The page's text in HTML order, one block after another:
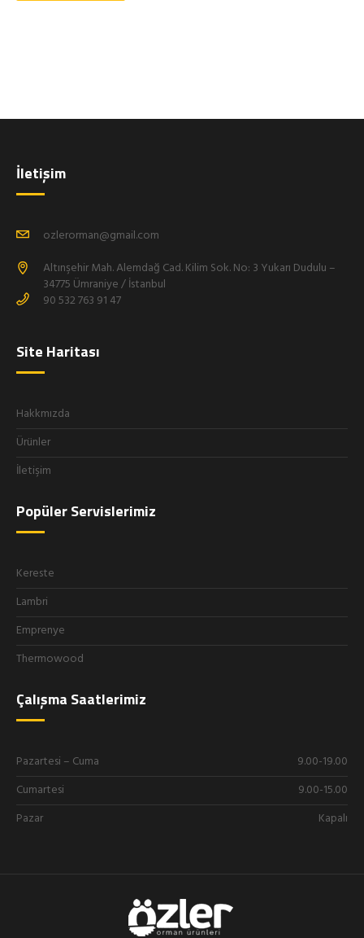
İletişim
ozlerorman@gmail.com
Altınşehir Mah. Alemdağ Cad. Kilim Sok. No: 3 Yukarı Dudulu –
34775 Ümraniye / İstanbul
90 532 763 91 47
Site Haritası
Hakkmızda
Ürünler
İletişim
Popüler Servislerimiz
Kereste
Lambri
Emprenye
Thermowood
Çalışma Saatlerimiz
Pazartesi – Cuma
9.00-19.00
Cumartesi
9.00-15.00
Pazar
Kapalı